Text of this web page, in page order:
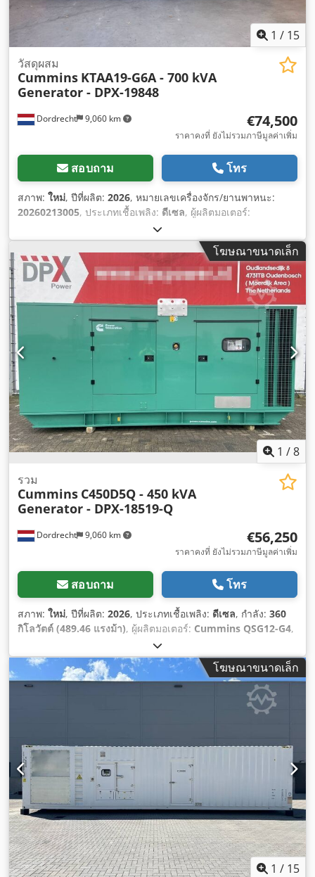
1 / 15
Dordrecht 9,060 km
วัสดุผสม
Cummins KTAA19-G6A - 700 kVA
Generator - DPX-19848
€74,500
ราคาคงที่ ยังไม่รวมภาษีมูลค่าเพิ่ม
สอบถาม โทร
สภาพ: ใหม่, ปีที่ผลิต: 2026, หมายเลขเครื่องจักร/ยานพาหนะ:
20260213005, ประเภทเชื้อเพลิง: ดีเซล, ผู้ผลิตมอเตอร์:
โฆษณาขนาดเล็ก
1 /8
Dordrecht 9,060 km
รวม
Cummins C450D5Q - 450 kVA
Generator - DPX-18519-Q
€56,250
ราคาคงที่ ยังไม่รวมภาษีมูลค่าเพิ่ม
สอบถาม โทร
สภาพ: ใหม่, ปีที่ผลิต: 2026, ประเภทเชื้อเพลิง: ดีเซล, กำลัง: 360
กิโลวัตต์ (489.46 แรงม้า), ผู้ผลิตมอเตอร์: Cummins QSG12-G4,
โฆษณาขนาดเล็ก
1 / 15